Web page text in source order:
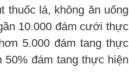
thuốc lá, không ăn uống
10.000 đám cưới thực
5.000 đám tang thực
50% đám tang thực hiện